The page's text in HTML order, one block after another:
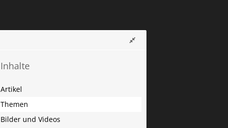
Inhalte
Artikel
Themen
Bilder und Videos